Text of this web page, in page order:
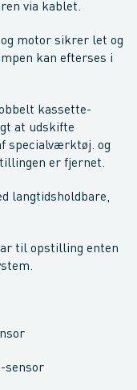
via kablet.
motor sikrer let og
kan efterses i
kassette-
at udskifte
specialværktøj. og
er fjernet.
langtidsholdbare,
til opstilling enten
sensor